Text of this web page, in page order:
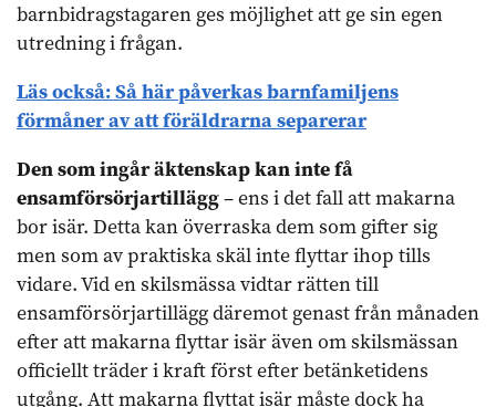
barnbidragstagaren ges möjlighet att ge sin egen
utredning i frågan.
Läs också:Så här påverkas barnfamiljens
förmåner av att föräldrarna separerar
Den som ingår äktenskap kan inte få
ensamförsörjartillägg– ens i det fall att makarna
bor isär. Detta kan överraska dem som gifter sig
men som av praktiska skäl inte flyttar ihop tills
vidare. Vid en skilsmässa vidtar rätten till
ensamförsörjartillägg däremot genast från månaden
efter att makarna flyttar isär även om skilsmässan
officiellt träder i kraft först efter betänketidens
utgång. Att makarna flyttat isär måste dock ha